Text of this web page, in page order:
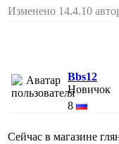
Изменено 14.4.10
Bbs12
Новичок
8
Сейчас в магазине